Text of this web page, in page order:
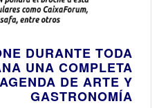
DURANTE TODA
UNA COMPLETA
AGENDA DE ARTE Y
GASTRONOMÍA